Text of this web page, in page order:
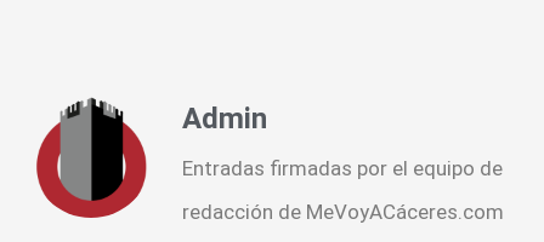
Admin
Entradas firmadas por el equipo de
redacción de MeVoyACáceres.com